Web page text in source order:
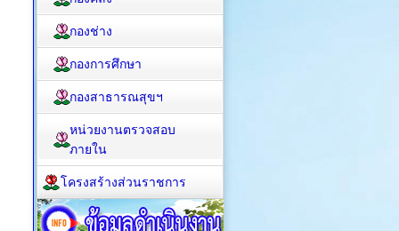
กองช่าง
กองการศึกษา
กองสาธารณสุขฯ
หน่วยงานตรวจสอบ
ภายใน
โครงสร้างส่วนราชการ